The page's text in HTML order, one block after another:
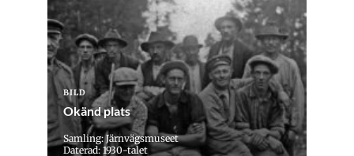
BILD
Okänd plats
Samling: Järnvägsmuseet
Daterad: 1930-talet